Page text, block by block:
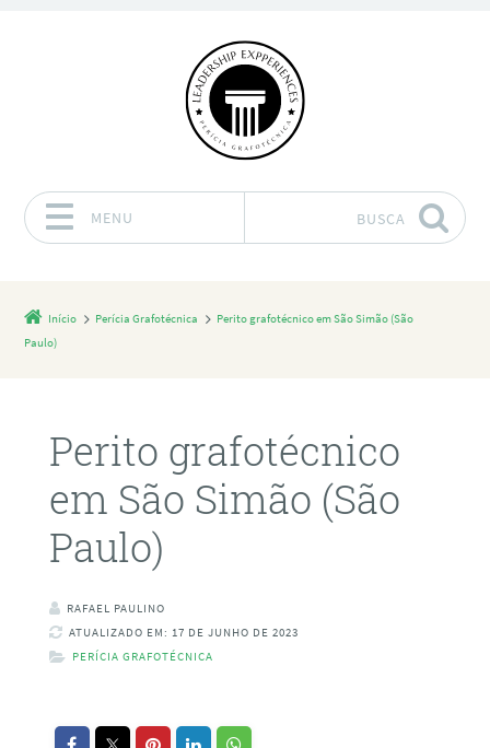
MENU BUSCA
Início Perícia Grafotécnica
Perito grafotécnico em São Simão (São
Paulo)
Perito grafotécnico
em São Simão (São
Paulo)
RAFAEL PAULINO
ATUALIZADO EM: 17 DE JUNHO DE 2023
PERÍCIA GRAFOTÉCNICA